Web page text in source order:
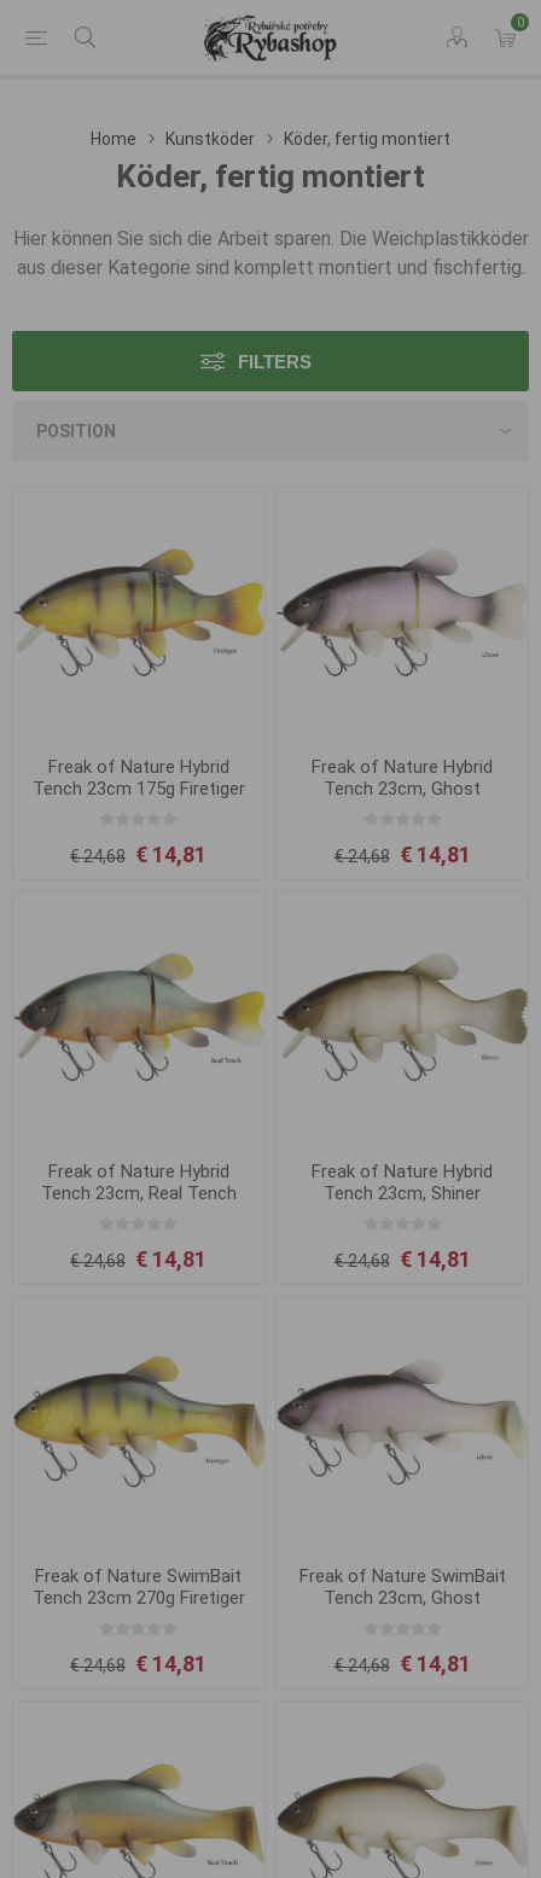
0
Home Kunstköder Köder, fertig montiert
Köder, fertig montiert
Hier können Sie sich die Arbeit sparen. Die Weichplastikköder
aus dieser Kategorie sind komplett montiert und fischfertig.
FILTERS
Freak of Nature Hybrid
Tench 23cm 175g Firetiger
€ 24,68 € 14,81
Freak of Nature Hybrid
Tench 23cm, Ghost
€ 24,68 € 14,81
Freak of Nature Hybrid
Tench 23cm, Real Tench
€ 24,68 € 14,81
Freak of Nature Hybrid
Tench 23cm, Shiner
€ 24,68 € 14,81
Freak of Nature SwimBait
Tench 23cm 270g Firetiger
€ 24,68 € 14,81
Freak of Nature SwimBait
Tench 23cm, Ghost
€ 24,68 € 14,81